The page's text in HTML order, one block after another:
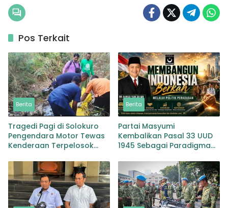
Pos Terkait
Berita
Tragedi Pagi di Solokuro
Pengendara Motor Tewas
Kenderaan Terpelosok
Dagan
Berita
Partai Masyumi
Kembalikan Pasal 33 UUD
1945 Sebagai Paradigma
Nasional